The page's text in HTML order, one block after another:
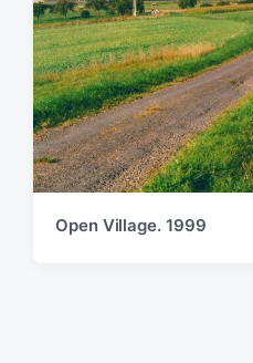
Open Village. 1999